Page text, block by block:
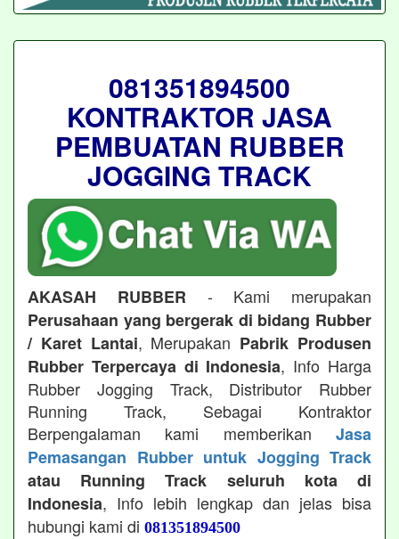
081351894500
KONTRAKTOR JASA
PEMBUATAN RUBBER
JOGGING TRACK
AKASAH RUBBER - Kami merupakan
Perusahaan yang bergerak di bidang Rubber
/ Karet Lantai, Merupakan Pabrik Produsen
Rubber Terpercaya di Indonesia, Info Harga
Rubber Jogging Track, Distributor Rubber
Running Track, Sebagai Kontraktor
Berpengalaman kami memberikan Jasa
Pemasangan Rubber untuk Jogging Track
atau Running Track seluruh kota di
Indonesia, Info lebih lengkap dan jelas bisa
hubungi kami di 081351894500